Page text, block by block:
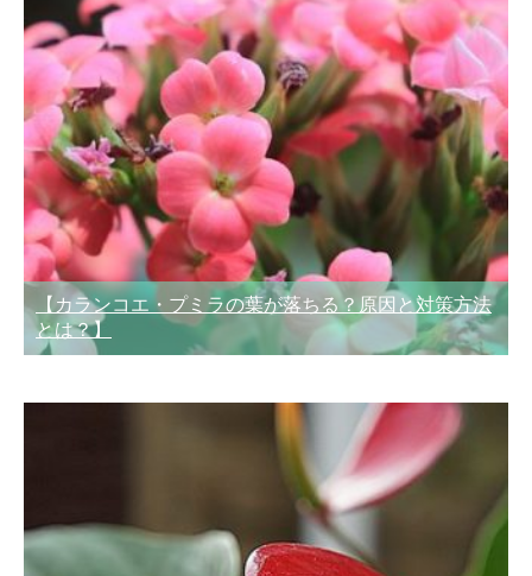
【カランコエ・プミラの葉が落ちる？原因と対策方法
とは？】